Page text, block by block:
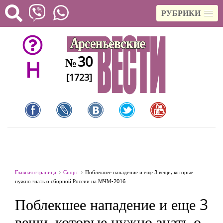
РУБРИКИ
H №30
[1723]
Главная страница Спорт
Поблекшее нападение и еще 3 вещи, которые
нужно знать о сборной России на МЧМ-2016
Поблекшее нападение и еще 3